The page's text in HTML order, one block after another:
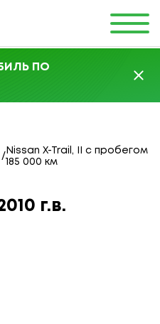
ПО
/
Nissan X-Trail, II с пробегом
185 000 км
г.в.